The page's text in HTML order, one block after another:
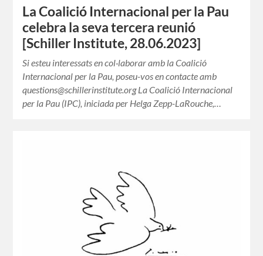
La Coalició Internacional per la Pau
celebra la seva tercera reunió
[Schiller Institute, 28.06.2023]
Si esteu interessats en col·laborar amb la Coalició
Internacional per la Pau, poseu-vos en contacte amb
questions@schillerinstitute.org La Coalició Internacional
per la Pau (IPC), iniciada per Helga Zepp-LaRouche,…